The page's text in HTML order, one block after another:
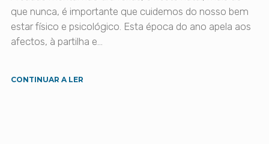
que nunca, é importante que cuidemos do nosso bem
estar físico e psicológico. Esta época do ano apela aos
afectos, à partilha e…
CONTINUAR A LER